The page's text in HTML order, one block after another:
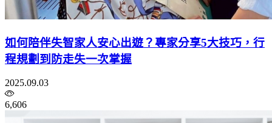
如何陪伴失智家人安心出遊？專家分享5大技巧，行
程規劃到防走失一次掌握
2025.09.03
6,606